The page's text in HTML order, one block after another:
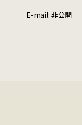
E-mail: 非公開